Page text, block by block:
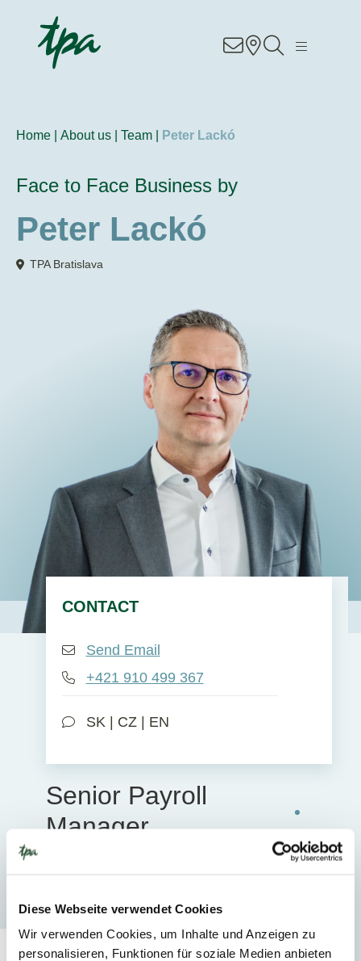
Diese Webseite verwendet Cookies
Wir verwenden Cookies, um Inhalte und Anzeigen zu
personalisieren, Funktionen für soziale Medien anbieten
Know-how
Industries
About Us
Career
Home | About us | Team | Peter Lackó
Face to Face Business by
Peter Lackó
TPA Bratislava
CONTACT
Send Email
+421 910 499 367
SK | CZ | EN
Senior Payroll
Manager